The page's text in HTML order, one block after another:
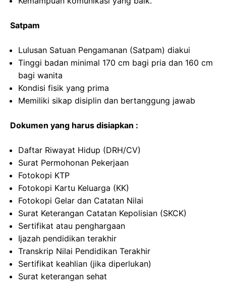
Satpam
Lulusan Satuan Pengamanan (Satpam) diakui
Tinggi badan minimal 170 cm bagi pria dan 160 cm
bagi wanita
Kondisi fisik yang prima
Memiliki sikap disiplin dan bertanggung jawab
Dokumen yang harus disiapkan :
Daftar Riwayat Hidup (DRH/CV)
Surat Permohonan Pekerjaan
Fotokopi KTP
Fotokopi Kartu Keluarga (KK)
Fotokopi Gelar dan Catatan Nilai
Surat Keterangan Catatan Kepolisian (SKCK)
Sertifikat atau penghargaan
Ijazah pendidikan terakhir
Transkrip Nilai Pendidikan Terakhir
Sertifikat keahlian (jika diperlukan)
Surat keterangan sehat